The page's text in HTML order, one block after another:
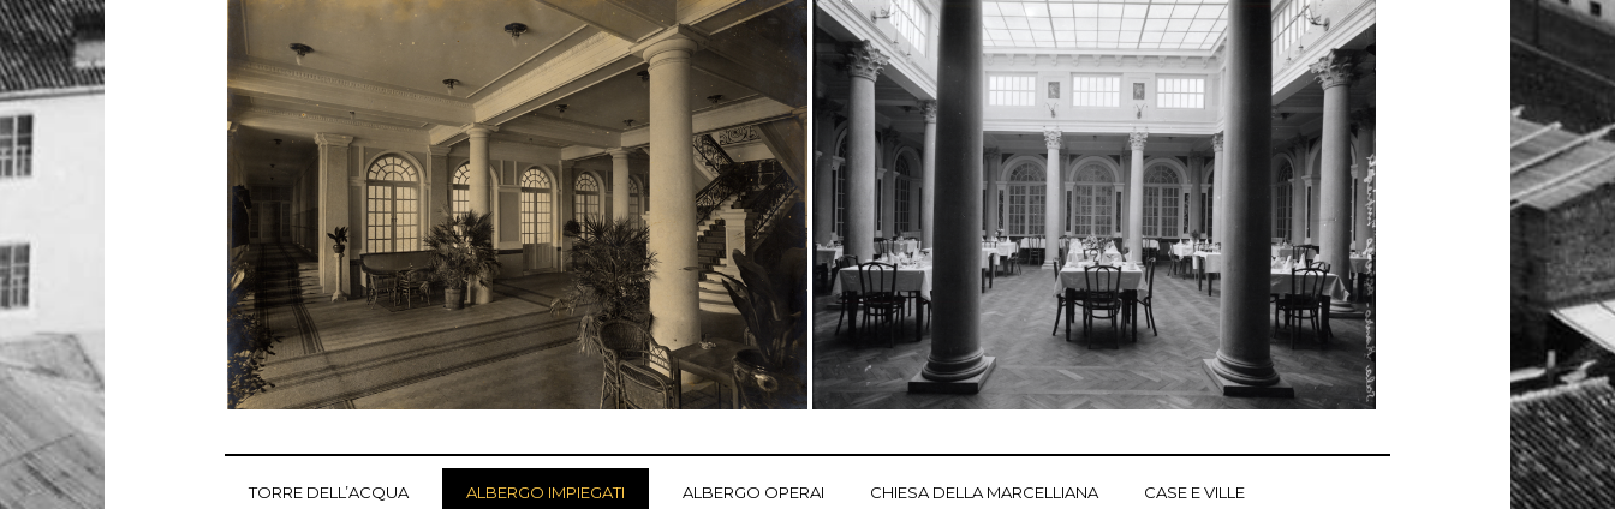
TORRE DELL’ACQUA ALBERGO IMPIEGATI ALBERGO OPERAI CHIESA DELLA MARCELLIANA CASE E VILLE